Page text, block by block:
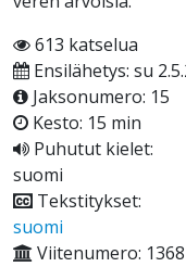
613 katselua
Ensilähetys: su
Jaksonumero: 15
Kesto: 15 min
Puhutut kielet:
suomi
Tekstitykset:
suomi
Viitenumero: 1368